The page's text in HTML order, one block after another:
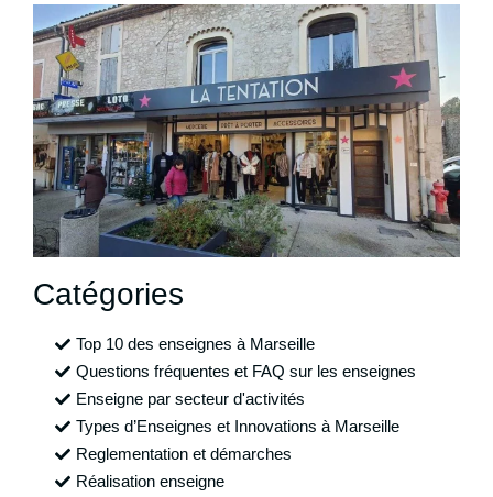
Catégories
Top 10 des enseignes à Marseille
Questions fréquentes et FAQ sur les enseignes
Enseigne par secteur d'activités
Types d’Enseignes et Innovations à Marseille
Reglementation et démarches
Réalisation enseigne